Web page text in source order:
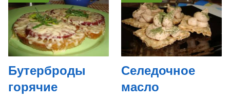
Бутерброды
горячие
Селедочное
масло